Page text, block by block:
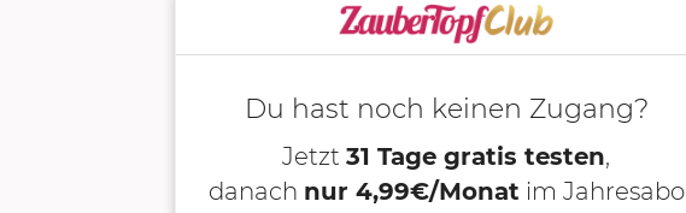
Du hast noch keinen Zugang?
Jetzt 31 Tage gratis testen,
danach nur 4,99€/Monat im Jahresabo